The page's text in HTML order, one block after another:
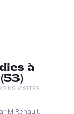
à
VISITÉS
M Renault,